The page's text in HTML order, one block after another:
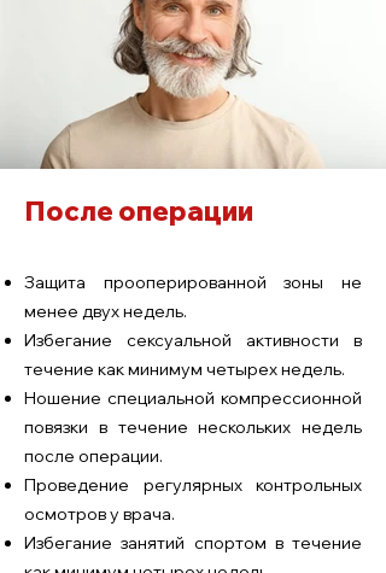
После операции
Защита прооперированной зоны не
менее двух недель.
Избегание сексуальной активности в
течение как минимум четырех недель.
Ношение специальной компрессионной
повязки в течение нескольких недель
после операции.
Проведение регулярных контрольных
осмотров у врача.
Избегание занятий спортом в течение